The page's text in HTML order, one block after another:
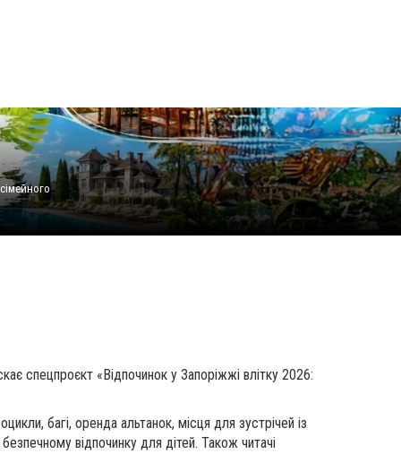
спецпроєкт «Відпочинок у Запоріжжі влітку 2026:
багі, оренда альтанок, місця для зустрічей із
відпочинку для дітей. Також читачі